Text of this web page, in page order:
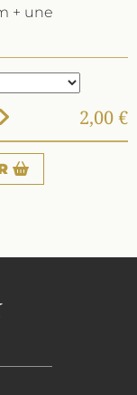
+ une
2,00 €